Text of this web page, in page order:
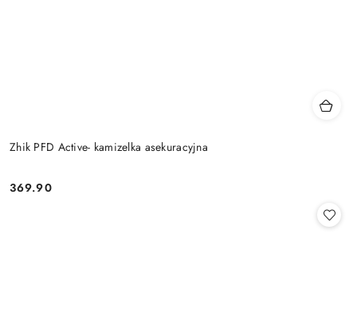
Zhik PFD Active- kamizelka asekuracyjna
Cena:
369.90